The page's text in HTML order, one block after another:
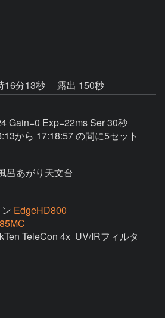
16分13秒
露出 150秒
Gain=0 Exp=22ms Ser 30秒
から 17:18:57 の間に5セット
呂あがり天文台
EdgeHD800
TeleCon 4x  UV/IRフィルタ